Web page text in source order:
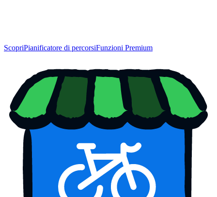
ScopriPianificatore di percorsiFunzioni Premium